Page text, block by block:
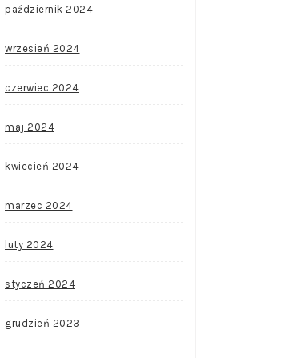
październik 2024
wrzesień 2024
czerwiec 2024
maj 2024
kwiecień 2024
marzec 2024
luty 2024
styczeń 2024
grudzień 2023